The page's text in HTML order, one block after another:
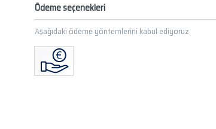
Ödeme seçenekleri
Aşağıdaki ödeme yöntemlerini kabul ediyoruz